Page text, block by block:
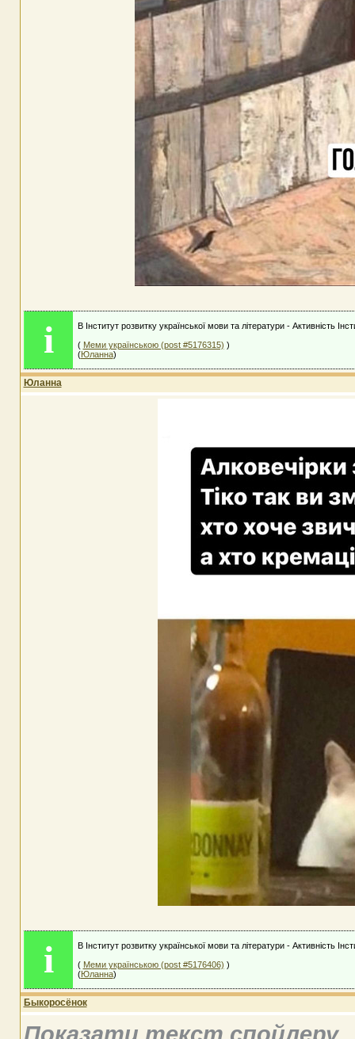
i
В Інститут розвитку української мови та літератури - Активність
( Меми українською (post #5176315) )
(Юланна)
Юланна
i
В Інститут розвитку української мови та літератури - Активність
( Меми українською (post #5176406) )
(Юланна)
Быкоросёнок